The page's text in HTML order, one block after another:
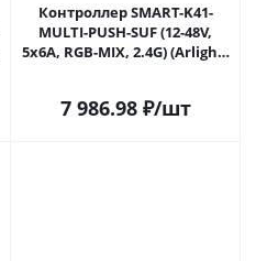
Контроллер SMART-K41-
MULTI-PUSH-SUF (12-48V,
5x6A, RGB-MIX, 2.4G) (Arlight,
7 986.98₽/шт